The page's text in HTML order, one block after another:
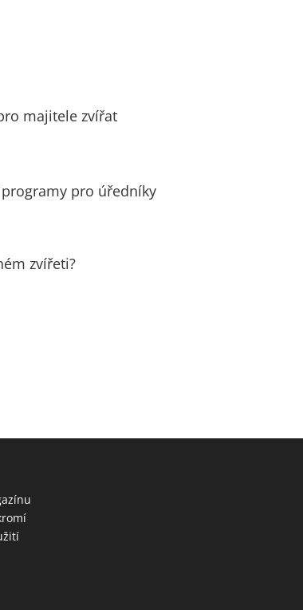
majitele zvířat
pro úředníky
zvířeti?